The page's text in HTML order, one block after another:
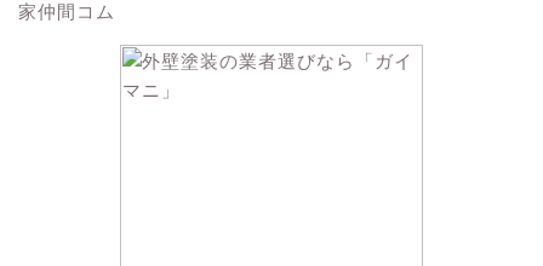
家仲間コム